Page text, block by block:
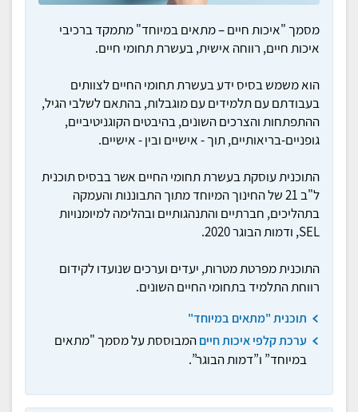
מסמך "איכות חיים – מתאים במיוחד" מתמקד ברכיבי
איכות חיים, רווחה אישית, בעשרת תחומי חיים.
הוא משמש בסיס ידע בעשרת תחומי החיים לצוותים
בעבודתם עם תלמידים עם מוגבלות, בהתאם לשלבי הגיל,
ההתפתחות והצרכים השונים, בהיבטים הקוגניטיביים,
גופניים-בריאותיים, תוך - אישיים ובין - אישיים.
התוכנית עוסקת בעשרת תחומי החיים אשר בבסיס תוכנית
ל"ב 21 של החינוך המיוחד מתוך התבוננות והעמקה
בתהליכים, חברתיים והתנהגותיים ובהלימה למיומנויות
SEL, ודמות הבוגר 2020.
התוכנית מפרטת מטרות, יעדים וערכים שנועדו לקידום
רווחת התלמיד בתחומי החיים השונים.
תוכנית "מתאים במיוחד"
ערכת קלפי איכות חייםהמבוססת על מסמך "מתאים
במיוחד” ו”דמות הבוגר”.